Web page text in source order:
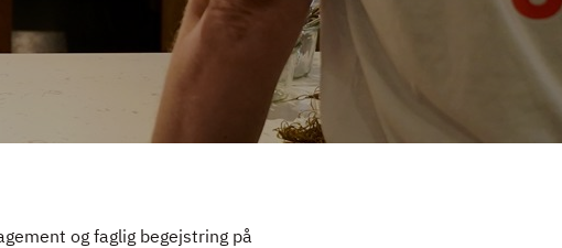
og faglig begejstring på